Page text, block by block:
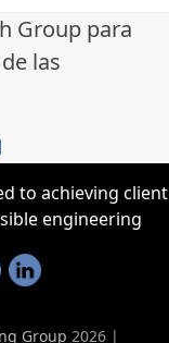
Group para
las
to achieving client
engineering
Group 2026 |